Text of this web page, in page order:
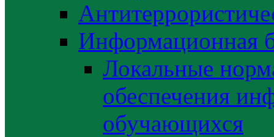
Информационная
Локальные
обеспечения
обучающихся